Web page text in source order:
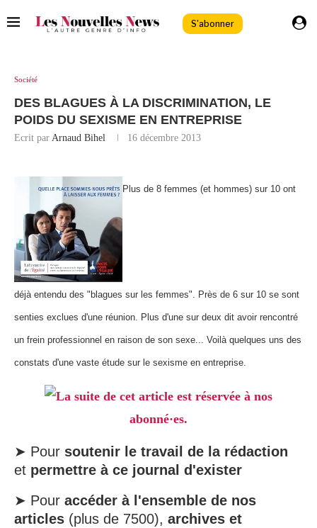
S'abonner
Société
DES BLAGUES À LA DISCRIMINATION, LE
POIDS DU SEXISME EN ENTREPRISE
Ecrit par Arnaud Bihel 16 décembre 2013
Plus de 8 femmes (et hommes) sur 10 ont
déjà entendu des "blagues sur les femmes". Près de 6 sur 10 se sont
senties exclues d'une réunion. Plus d'une sur deux dit avoir rencontré
un frein professionnel en raison de son sexe... Voilà quelques uns des
constats d'une vaste étude sur le sexisme en entreprise.
La suite de cet article est réservée à nos
abonné·es.
➤ Pour soutenir le travail de la rédaction
et permettre à ce journal d'exister
➤ Pour accéder à l'ensemble de nos
articles (plus de 7500), archives et